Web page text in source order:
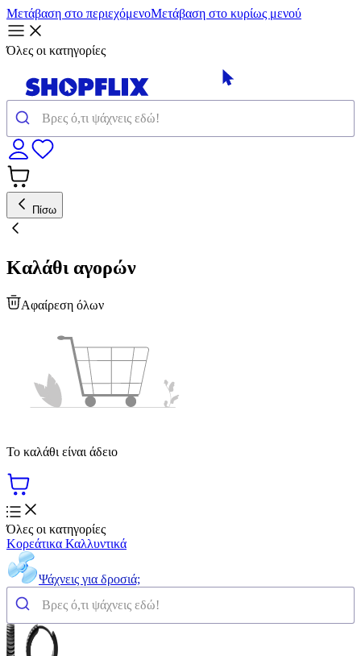
Μετάβαση στο περιεχόμενοΜετάβαση στο κυρίως μενού
Όλες οι κατηγορίες
Πίσω
Καλάθι αγορών
Αφαίρεση όλων
Το καλάθι είναι άδειο
Όλες οι κατηγορίες
Κορεάτικα Καλλυντικά
Ψάχνεις για δροσιά;